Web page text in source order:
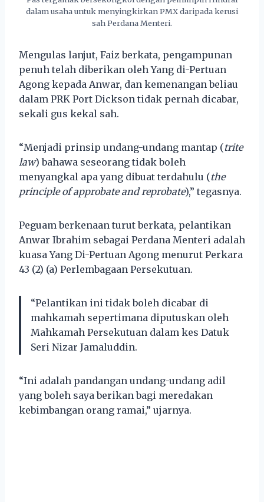
dalam usaha untuk menyingkirkan PMX daripada kerusi
sah Perdana Menteri.
Mengulas lanjut, Faiz berkata, pengampunan
penuh telah diberikan oleh Yang di-Pertuan
Agong kepada Anwar, dan kemenangan beliau
dalam PRK Port Dickson tidak pernah dicabar,
sekali gus kekal sah.
“Menjadi prinsip undang-undang mantap (trite
law) bahawa seseorang tidak boleh
menyangkal apa yang dibuat terdahulu (the
principle of approbate and reprobate),” tegasnya.
Peguam berkenaan turut berkata, pelantikan
Anwar Ibrahim sebagai Perdana Menteri adalah
kuasa Yang Di-Pertuan Agong menurut Perkara
43 (2) (a) Perlembagaan Persekutuan.
“Pelantikan ini tidak boleh dicabar di
mahkamah sepertimana diputuskan oleh
Mahkamah Persekutuan dalam kes Datuk
Seri Nizar Jamaluddin.
“Ini adalah pandangan undang-undang adil
yang boleh saya berikan bagi meredakan
kebimbangan orang ramai,” ujarnya.